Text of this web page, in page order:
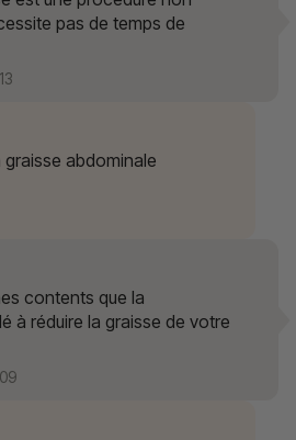
pas de temps de
abdominale
contents que la
à réduire la graisse de votre